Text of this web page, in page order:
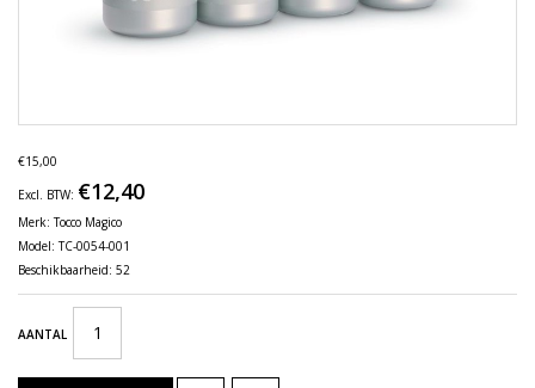
€15,00
Excl. BTW: €12,40
Merk:Tocco Magico
Model: TC-0054-001
Beschikbaarheid: 52
AANTAL